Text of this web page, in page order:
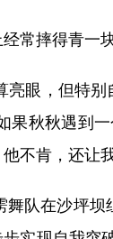
摔得青一块
眼，但特别
果秋秋遇到
不肯，还让
在沙坪坝